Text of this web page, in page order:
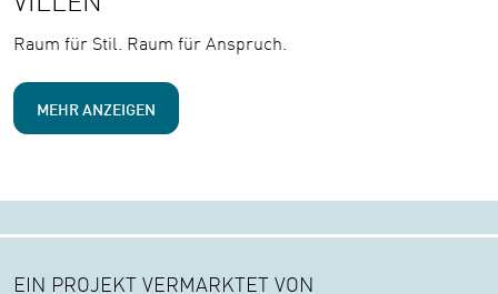
Raum für Stil. Raum für Anspruch.
MEHR ANZEIGEN
EIN PROJEKT VERMARKTET VON